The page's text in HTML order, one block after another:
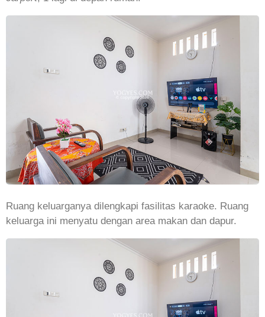
Ruang keluarganya dilengkapi fasilitas karaoke. Ruang
keluarga ini menyatu dengan area makan dan dapur.